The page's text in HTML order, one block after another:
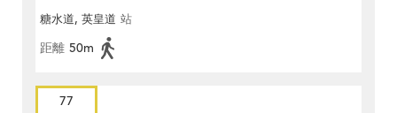
糖水道, 英皇道 站
距離 50m
77